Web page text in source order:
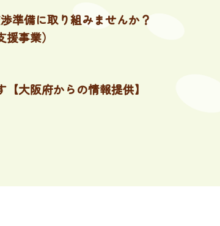
準備に取り組みませんか？
事業）
大阪府からの情報提供】